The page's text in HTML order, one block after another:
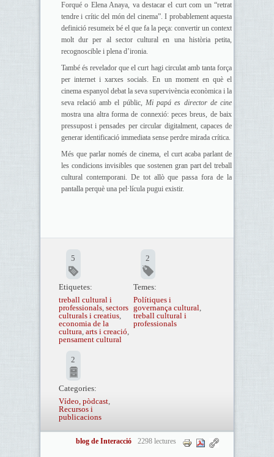
Forqué o Elena Anaya, va destacar el curt com un “retrat
tendre i crític del món del cinema”. I probablement aquesta
definició resumeix bé el que fa la peça: convertir un context
molt dur per al sector cultural en una història petita,
recognoscible i plena d’ironia.
També és revelador que el curt hagi circulat amb tanta força
per internet i xarxes socials. En un moment en què el
cinema espanyol debat la seva supervivència econòmica i la
seva relació amb el públic, Mi papá es director de cine
mostra una altra forma de connexió: peces breus, de baix
pressupost i pensades per circular digitalment, capaces de
generar identificació immediata sense perdre mirada crítica.
Més que parlar només de cinema, el curt acaba parlant de
les condicions invisibles que sostenen gran part del treball
cultural contemporani. De tot allò que passa fora de la
pantalla perquè una pel·lícula pugui existir.
5
Etiquetes:
treball cultural i
professionals, sectors
culturals i creatius,
economia de la
cultura, arts i creació,
pensament cultural
2
Temes:
Polítiques i
governança cultural,
treball cultural i
professionals
2
Categories:
Vídeo, pòdcast,
Recursos i
publicacions
blog de Interacció 2298 lectures